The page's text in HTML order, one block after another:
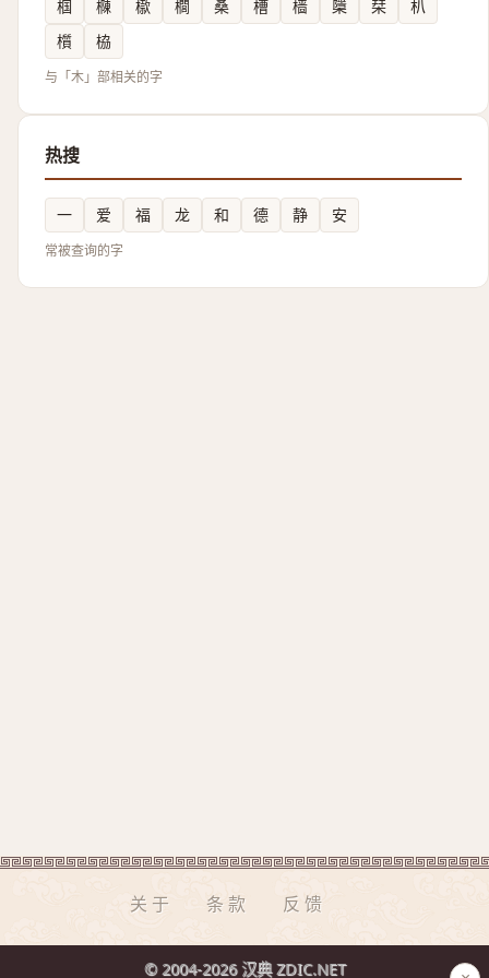
椢 樄 㯘 櫚 桑 槽 樯 檃 栞
朳
櫍
栛
与「木」部相关的字
热搜
一 爱 福 龙 和 德 静 安
常被查询的字
关于 条款 反馈
© 2004-2026 汉典 ZDIC.NET